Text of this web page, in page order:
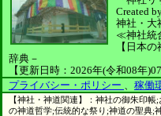
Created
神社・大
≪神社統
【日本の
辞典－
【更新日時：2026年(令和08年
プライバシー・ポリシー
稼働
【神社・神道関連】：神社の御朱印
の神道哲学;伝統的な祭り;神道の聖典;